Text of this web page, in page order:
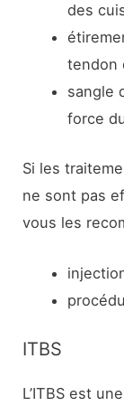
des
tendon
sangle
force
Si les
ne sont pas
vous les
ITBS
L’ITBS est